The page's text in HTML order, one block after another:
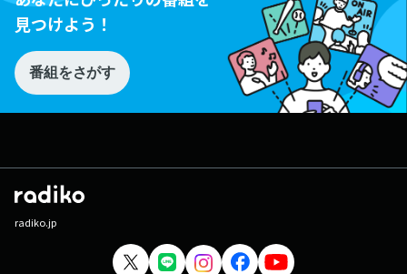
見つけよう！
番組をさがす
radiko.jp